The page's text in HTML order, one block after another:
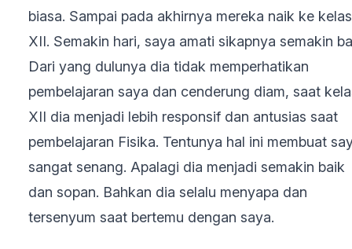
biasa. Sampai pada akhirnya mereka naik ke kelas
XII. Semakin hari, saya amati sikapnya semakin
Dari yang dulunya dia tidak memperhatikan
pembelajaran saya dan cenderung diam, saat
XII dia menjadi lebih responsif dan antusias saat
pembelajaran Fisika. Tentunya hal ini membuat
sangat senang. Apalagi dia menjadi semakin baik
dan sopan. Bahkan dia selalu menyapa dan
tersenyum saat bertemu dengan saya.